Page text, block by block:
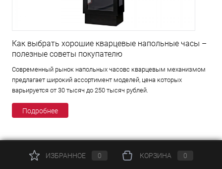
Как выбрать хорошие кварцевые напольные часы –
полезные советы покупателю
Современный рынок напольных часовс кварцевым механизмом
предлагает широкий ассортимент моделей, цена которых
варьируется от 30 тысяч до 250 тысяч рублей.
Подробнее
ИЗБРАННОЕ 0 КОРЗИНА 0